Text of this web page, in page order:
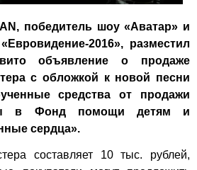
победитель шоу «Аватар» и
2016», разместил
объявление о продаже
с обложкой к новой песни
средства от продажи
в Фонд помощи детям и
сердца».
составляет 10 тыс. рублей,